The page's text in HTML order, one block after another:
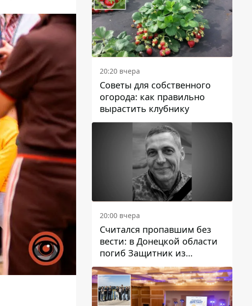
20:20 вчера
Советы для собственного
огорода: как правильно
вырастить клубнику
20:00 вчера
Считался пропавшим без
вести: в Донецкой области
погиб Защитник из
Каменского Антон
Красовский